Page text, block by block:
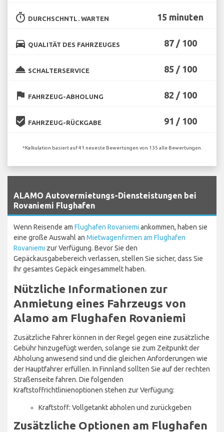
timer DURCHSCHNTL. WARTEN 15 minuten
directions_car QUALITÄT DES FAHRZEUGES 87 / 100
room_service SCHALTERSERVICE 85 / 100
flag FAHRZEUG-ABHOLUNG 82 / 100
beenhere FAHRZEUG-RÜCKGABE 91 / 100
*Kalkulation basiert auf 41 neueste Bewertungen von 135 alle Bewertungen.
ALAMO Autovermietungs-Diensteistungen bei
Rovaniemi Flughafen
Wenn Reisende am Flughafen Rovaniemi ankommen, haben sie
eine große Auswahl an Mietwagenfirmen am Flughafen
Rovaniemi zur Verfügung. Bevor Sie den
Gepäckausgabebereich verlassen, stellen Sie sicher, dass Sie
Ihr gesamtes Gepäck eingesammelt haben.
Nützliche Informationen zur
Anmietung eines Fahrzeugs von
Alamo am Flughafen Rovaniemi
Zusätzliche Fahrer können in der Regel gegen eine zusätzliche
Gebühr hinzugefügt werden, solange sie zum Zeitpunkt der
Abholung anwesend sind und die gleichen Anforderungen wie
der Hauptfahrer erfüllen. In Finnland sollten Sie auf der rechten
Straßenseite fahren. Die folgenden
Kraftstoffrichtlinienoptionen stehen zur Verfügung:
Kraftstoff: Vollgetankt abholen und zurückgeben
Zusätzliche Optionen am Flughafen